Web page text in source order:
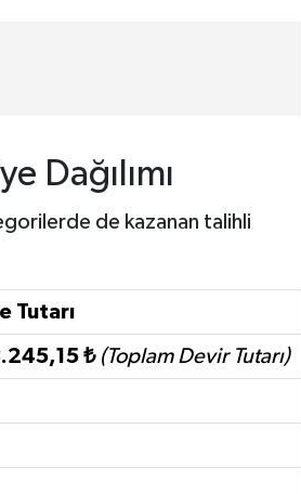
Dağılımı
de kazanan talihli
Tutarı
₺ (Toplam Devir Tutarı)